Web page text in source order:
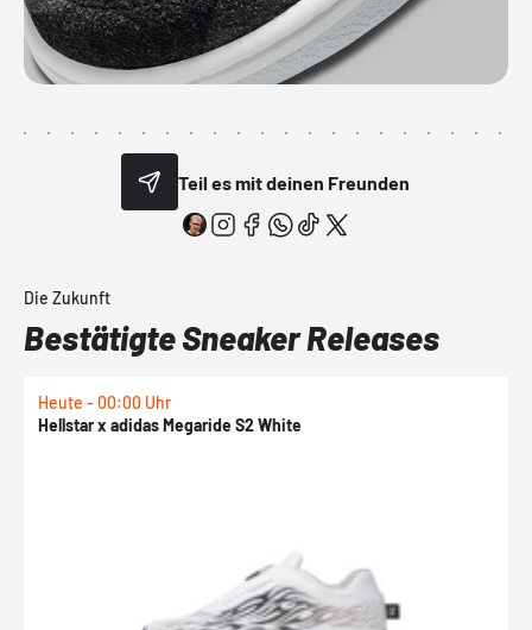
Teil es mit deinen Freunden
Die Zukunft
Bestätigte Sneaker Releases
Heute - 00:00 Uhr
Hellstar x adidas Megaride S2 White